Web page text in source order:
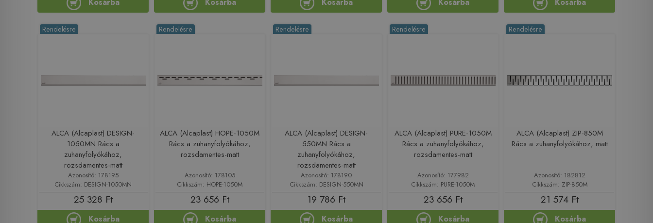
Rendelésre
ALCA (Alcaplast) DESIGN-
1050MN Rács a
zuhanyfolyókához,
rozsdamentes-matt
Azonosító: 178195
Cikkszám: DESIGN-1050MN
25 328 Ft
Kosárba
Rendelésre
ALCA (Alcaplast) HOPE-1050M
Rács a zuhanyfolyókához,
rozsdamentes-matt
Azonosító: 178105
Cikkszám: HOPE-1050M
23 656 Ft
Kosárba
Rendelésre
ALCA (Alcaplast) DESIGN-
550MN Rács a
zuhanyfolyókához,
rozsdamentes-matt
Azonosító: 178190
Cikkszám: DESIGN-550MN
19 786 Ft
Kosárba
Rendelésre
ALCA (Alcaplast) PURE-1050M
Rács a zuhanyfolyókához,
rozsdamentes-matt
Azonosító: 177982
Cikkszám: PURE-1050M
23 656 Ft
Kosárba
Rendelésre
ALCA (Alcaplast) ZIP-850M
Rács a zuhanyfolyókához, matt
Azonosító: 182812
Cikkszám: ZIP-850M
21 574 Ft
Kosárba